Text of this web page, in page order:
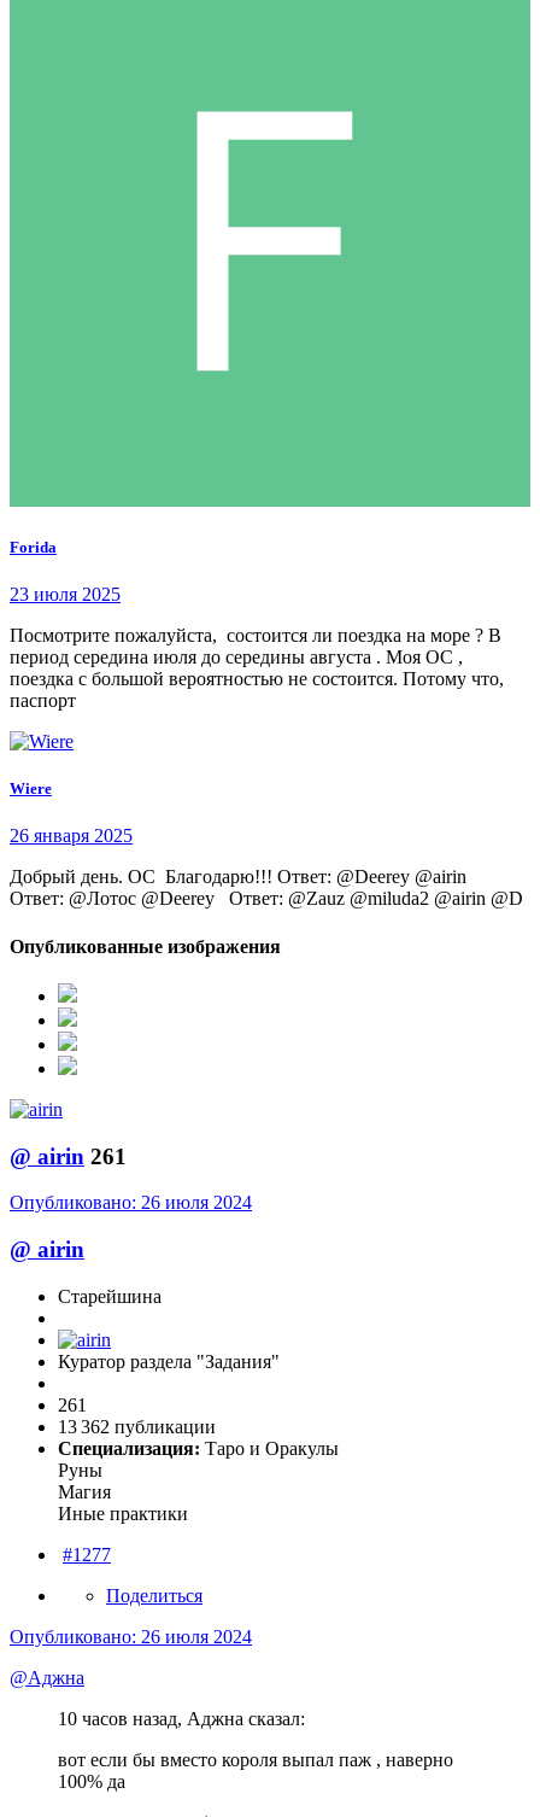
Forida
23 июля 2025
Посмотрите пожалуйста, состоится ли поездка на море ? В
период середина июля до середины августа . Моя ОС ,
поездка с большой вероятностью не состоится. Потому что,
паспорт
Wiere
26 января 2025
Добрый день. ОС Благодарю!!! Ответ: @Deerey @airin
Ответ: @Лотос @Deerey Ответ: @Zauz @miluda2 @airin @D
Опубликованные изображения
@ airin 261
Опубликовано: 26 июля 2024
@ airin
Старейшина
Куратор раздела "Задания"
261
13 362 публикации
Специализация: Таро и Оракулы
Руны
Магия
Иные практики
#1277
Поделиться
Опубликовано: 26 июля 2024
@Аджна
10 часов назад, Аджна сказал:
вот если бы вместо короля выпал паж , наверно
100% да